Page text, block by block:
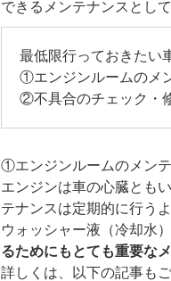
できるメンテナンスとし
最低限行っておきたい
①エンジンルームのメ
②不具合のチェック・
①エンジンルームのメン
エンジンは車の心臓とも
テナンスは定期的に行う
ウォッシャー液（冷却水
るためにもとても重要な
詳しくは、以下の記事も